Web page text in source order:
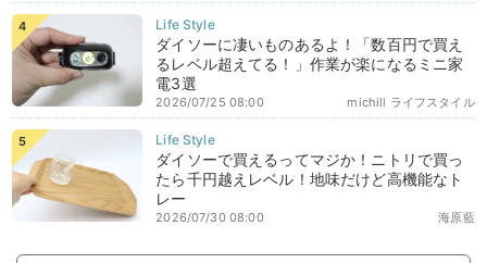
ダイソーに凄いものあるよ！「数百円で買え
るレベル超えてる！」作業が楽になるミニ家
電3選
michill ライフスタイル
2026/07/25 08:00
ダイソーで買えるってマジか！ニトリで買っ
たら千円越えレベル！地味だけど高機能なト
レー
海原藍
2026/07/30 08:00